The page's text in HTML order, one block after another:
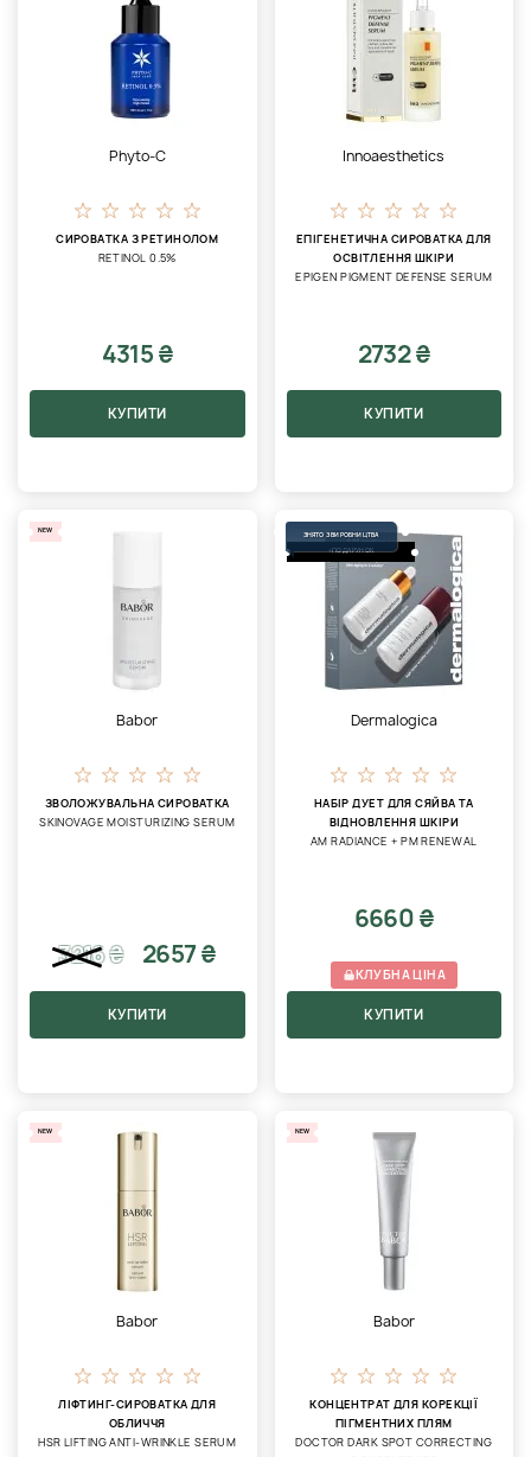
Phyto-C
СИРОВАТКА З РЕТИНОЛОМ
RETINOL 0.5%
4315 ₴
КУПИТИ
Innoaesthetics
ЕПІГЕНЕТИЧНА СИРОВАТКА ДЛЯ
ОСВІТЛЕННЯ ШКІРИ
EPIGEN PIGMENT DEFENSE SERUM
2732 ₴
КУПИТИ
NEW
Babor
ЗВОЛОЖУВАЛЬНА СИРОВАТКА
SKINOVAGE MOISTURIZING SERUM
3216₴ 2657 ₴
КУПИТИ
ЗНЯТО З ВИРОБНИЦТВА
+ПОДАРУНОК
Dermalogica
НАБІР ДУЕТ ДЛЯ СЯЙВА ТА
ВІДНОВЛЕННЯ ШКІРИ
AM RADIANCE + PM RENEWAL
6660 ₴
КЛУБНА ЦІНА
КУПИТИ
NEW
Babor
ЛІФТИНГ-СИРОВАТКА ДЛЯ
ОБЛИЧЧЯ
HSR LIFTING ANTI-WRINKLE SERUM
NEW
Babor
КОНЦЕНТРАТ ДЛЯ КОРЕКЦІЇ
ПІГМЕНТНИХ ПЛЯМ
DOCTOR DARK SPOT CORRECTING